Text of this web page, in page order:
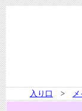
入り口 >